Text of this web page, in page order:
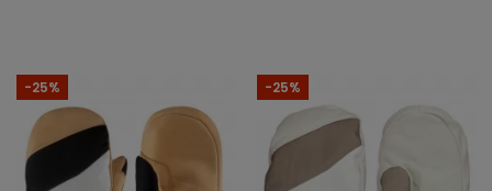
-25% -25%